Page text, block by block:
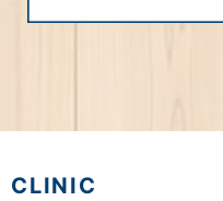
CLINIC